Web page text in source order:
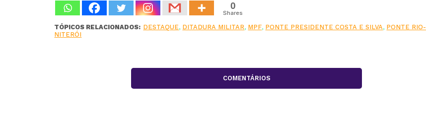
0
Shares
TÓPICOS RELACIONADOS: DESTAQUE, DITADURA MILITAR, MPF, PONTE PRESIDENTE COSTA E SILVA, PONTE RIO-
NITERÓI
COMENTÁRIOS